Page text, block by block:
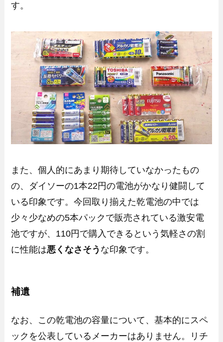
す。
また、個人的にあまり期待していなかったもの
の、ダイソーの1本22円の電池がかなり健闘して
いる印象です。今回取り揃えた乾電池の中では
少々少なめの5本パックで販売されている激安電
池ですが、110円で購入できるという気軽さの割
に性能は悪くなさそう な印象です。
補遺
なお、この乾電池の容量について、基本的にスペ
ックを公表しているメーカーはありません。リチ